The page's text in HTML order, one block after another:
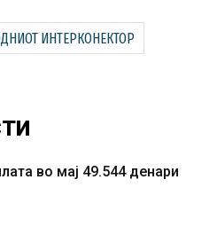
ИНТЕРКОНЕКТОР
во мај 49.544 денари